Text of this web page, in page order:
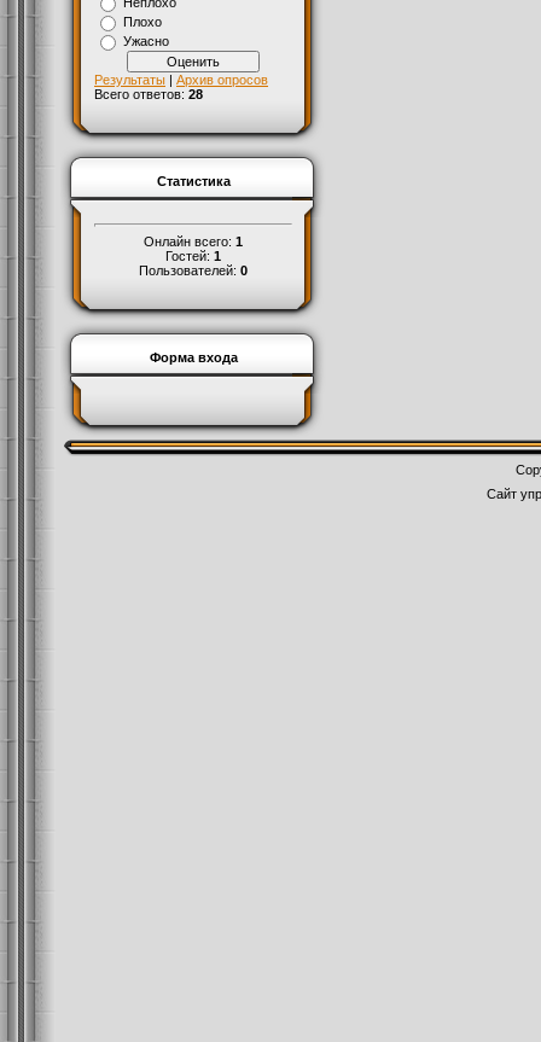
Плохо
Ужасно
Результаты | Архив опросов
Всего ответов: 28
Статистика
Онлайн всего: 1
Гостей: 1
Пользователей: 0
Форма входа
Сайт